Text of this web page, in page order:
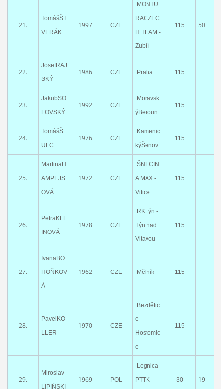
21.
TomášŠT
VERÁK
1997 CZE
MONTU
RACZEC
H TEAM -
Zubří
115 50
22.
JosefRAJ
SKÝ
1986 CZE Praha 115
23.
JakubSO
LOVSKÝ
1992 CZE
Moravsk
ýBeroun
115
24.
TomášŠ
ULC
1976 CZE
Kamenic
kýŠenov
115
25.
MartinaH
AMPEJS
OVÁ
1972 CZE
ŠNECIN
A MAX -
Vitice
115
26.
PetraKLE
INOVÁ
1978 CZE
RKTýn -
Týn nad
Vltavou
115
27.
IvanaBO
HOŇKOV
Á
1962 CZE Mělník 115
28.
PavelKO
LLER
1970 CZE
Bezdětic
e-
Hostomic
e
115
29.
Miroslav
LIPIŃSKI
1969 POL
Legnica-
PTTK
30 19